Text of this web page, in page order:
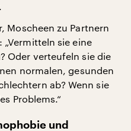
Moscheen zu Partnern
sie eine
Oder verteufeln sie die
normalen, gesunden
ab? Wenn sie
Problems.“
und